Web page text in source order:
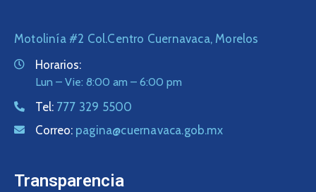
Motolinía #2 Col.Centro Cuernavaca, Morelos
Horarios:
Lun – Vie: 8:00 am – 6:00 pm
Tel: 777 329 5500
Correo: pagina@cuernavaca.gob.mx
Transparencia